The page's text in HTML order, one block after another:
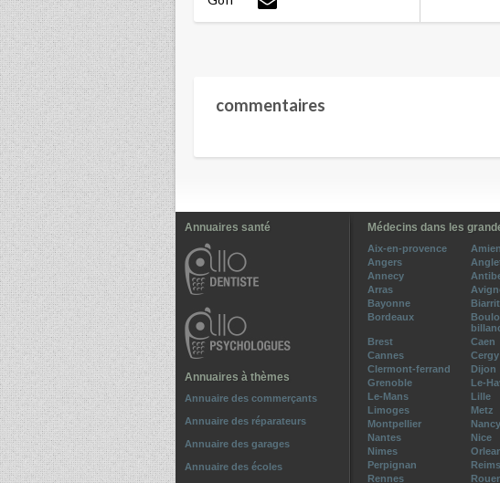
commentaires
Annuaires santé
Annuaires à thèmes
Annuaire des commerçants
Annuaire des réparateurs
Annuaire des garages
Annuaire des écoles
Médecins dans les
Aix-en-provence
Angers
Annecy
Arras
Bayonne
Bordeaux
Brest
Caen
Cannes
Cergy
Clermont-ferrand
Dijon
Grenoble
Le-
Le-Mans
Lille
Limoges
Metz
Montpellier
Nancy
Nantes
Nice
Nimes
Perpignan
Reims
Rennes